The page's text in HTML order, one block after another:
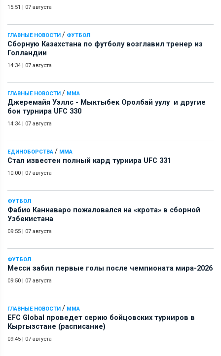
15:51 | 07 августа
ГЛАВНЫЕ НОВОСТИ / ФУТБОЛ
Сборную Казахстана по футболу возглавил тренер из
Голландии
14:34 | 07 августа
ГЛАВНЫЕ НОВОСТИ / ММА
Джеремайя Уэллс - Мыктыбек Оролбай уулу и другие
бои турнира UFC 330
14:34 | 07 августа
ЕДИНОБОРСТВА / ММА
Стал известен полный кард турнира UFC 331
10:00 | 07 августа
ФУТБОЛ
Фабио Каннаваро пожаловался на «крота» в сборной
Узбекистана
09:55 | 07 августа
ФУТБОЛ
Месси забил первые голы после чемпионата мира-2026
09:50 | 07 августа
ГЛАВНЫЕ НОВОСТИ / ММА
EFC Global проведет серию бойцовских турниров в
Кыргызстане (расписание)
09:45 | 07 августа